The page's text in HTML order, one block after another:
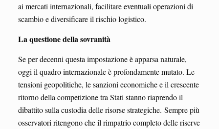
ai mercati internazionali, facilitare eventuali operazioni di
scambio e diversificare il rischio logistico.
La questione della sovranità
Se per decenni questa impostazione è apparsa naturale,
oggi il quadro internazionale è profondamente mutato. Le
tensioni geopolitiche, le sanzioni economiche e il crescente
ritorno della competizione tra Stati stanno riaprendo il
dibattito sulla custodia delle risorse strategiche. Sempre più
osservatori ritengono che il rimpatrio completo delle riserve